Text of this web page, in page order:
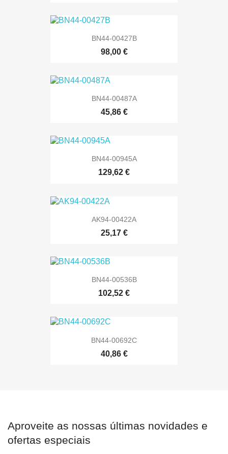
BN44-00427B
98,00 €
BN44-00487A
45,86 €
BN44-00945A
129,62 €
AK94-00422A
25,17 €
BN44-00536B
102,52 €
BN44-00692C
40,86 €
Aproveite as nossas últimas novidades e
ofertas especiais